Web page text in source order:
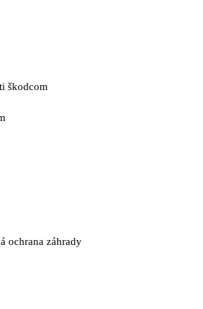
škodcom
ochrana záhrady